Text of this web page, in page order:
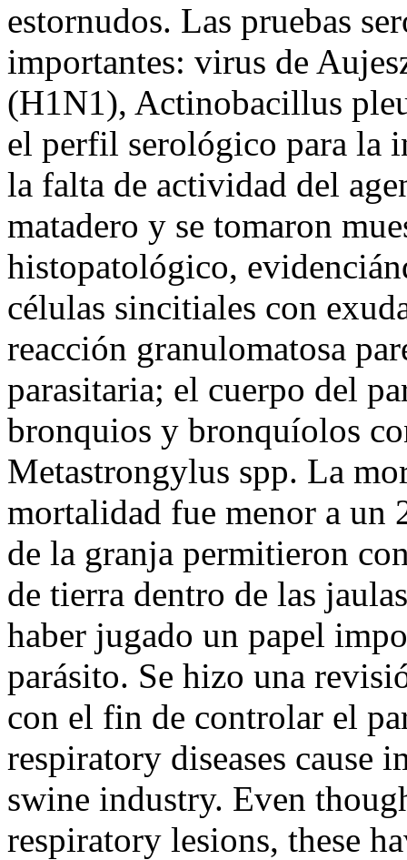
estornudos. Las pruebas
importantes: virus de
(H1N1), Actinobacillus
el perfil serológico para la
la falta de actividad del
matadero y se tomaron
histopatológico,
células sincitiales con
reacción granulomatosa
parasitaria; el cuerpo del
bronquios y bronquíolos
Metastrongylus spp. La
mortalidad fue menor a un
de la granja permitieron
de tierra dentro de las
haber jugado un papel
parásito. Se hizo una
con el fin de controlar el
respiratory diseases cause
swine industry. Even
respiratory lesions, these